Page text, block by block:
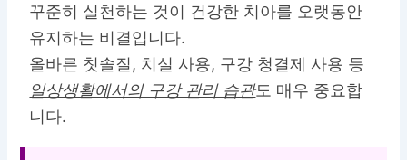
꾸준히 실천하는 것이 건강한 치아를 오랫동안
유지하는 비결입니다.
올바른 칫솔질, 치실 사용, 구강 청결제 사용 등
일상생활에서의 구강 관리 습관도 매우 중요합
니다.